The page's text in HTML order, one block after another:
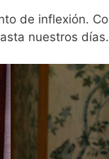
de inflexión.
nuestros días.